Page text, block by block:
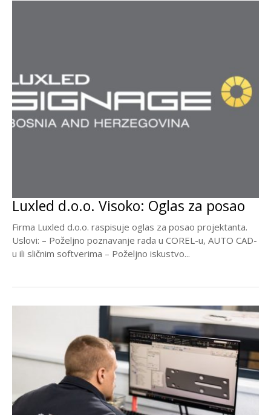
Luxled d.o.o. Visoko: Oglas za posao
Firma Luxled d.o.o. raspisuje oglas za posao projektanta.
Uslovi: – Poželjno poznavanje rada u COREL-u, AUTO CAD-
u ili sličnim softverima – Poželjno iskustvo...